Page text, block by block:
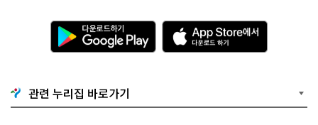
다
운
로
기
G
o
A
p
p
e
관련 누리집 바로가기